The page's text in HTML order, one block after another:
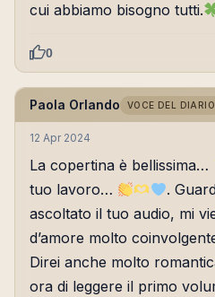
cui abbiamo bisogno tutti.
0
Paola Orlando VOCE DEL DIARIO
12 Apr 2024
La copertina è bellissima…
tuo lavoro…
.
ascoltato il tuo audio, mi
d’amore molto
Direi anche molto
ora di leggere il primo